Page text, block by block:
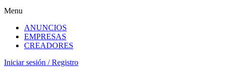
Menu
ANUNCIOS
EMPRESAS
CREADORES
Iniciar sesión / Registro